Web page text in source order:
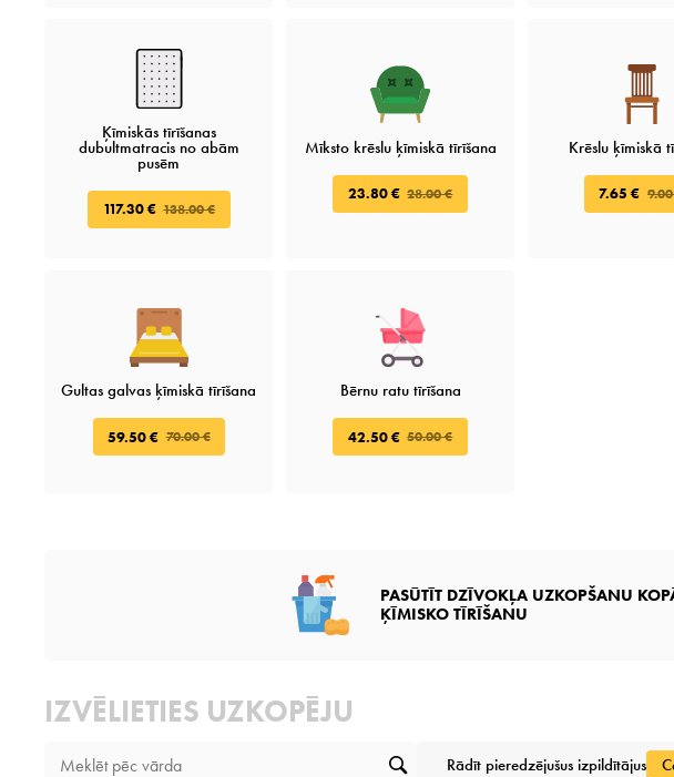
Ķīmiskās tīrīšanas
dubultmatracis no abām
pusēm
117.30 € 138.00 €
Mīksto krēslu ķīmiskā tīrīšana
23.80 € 28.00 €
Krēslu ķīmiskā
7.65 €
Gultas galvas ķīmiskā tīrīšana
59.50 € 70.00 €
Bērnu ratu tīrīšana
42.50 € 50.00 €
PASŪTĪT DZĪVOKĻA UZKOPŠANU
ĶĪMISKO TĪRĪŠANU
IZVĒLIETIES UZKOPĒJU
Rādīt pieredzējušus izpildītājus